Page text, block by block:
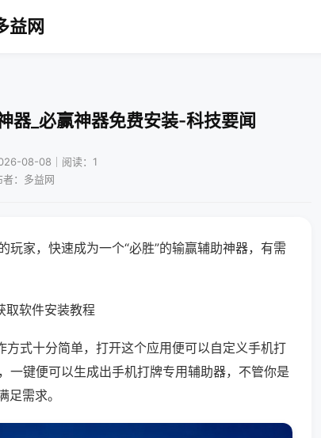
益网
器_必赢神器免费安装-科技要闻
08-08｜阅读：1
者：多益网
家，快速成为一个“必胜”的输赢辅助神器，有需
软件安装教程
方式十分简单，打开这个应用便可以自定义手机打
一键便可以生成出手机打牌专用辅助器，不管你是
需求。